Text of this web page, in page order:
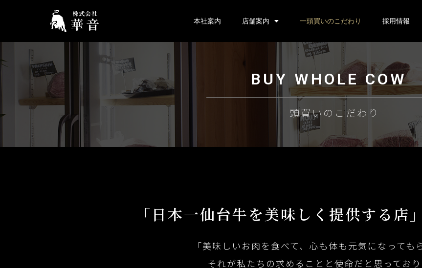
本社案内 店舗案内 一頭買いのこだわり 採用情報
BUY WHOLE COW
一頭買いのこだわり
「日本一仙台牛を美味しく提供する店
「美味しいお肉を食べて、心も体も元気になっても
それが私たちの求めることと使命だと思っており